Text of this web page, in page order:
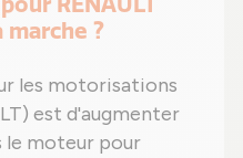
marche ?
les motorisations
est d'augmenter
le moteur pour